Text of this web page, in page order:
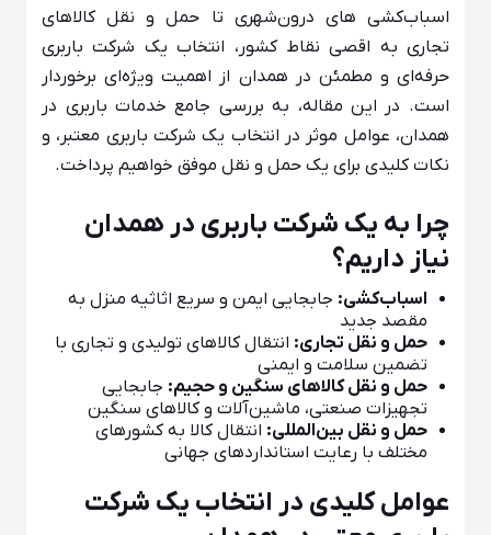
اسباب‌کشی‌ های درون‌شهری تا حمل و نقل کالاهای
تجاری به اقصی نقاط کشور، انتخاب یک شرکت باربری
حرفه‌ای و مطمئن در همدان از اهمیت ویژه‌ای برخوردار
است. در این مقاله، به بررسی جامع خدمات باربری در
همدان، عوامل موثر در انتخاب یک شرکت باربری معتبر، و
نکات کلیدی برای یک حمل و نقل موفق خواهیم پرداخت.
چرا به یک شرکت باربری در همدان
نیاز داریم؟
اسباب‌کشی: جابجایی ایمن و سریع اثاثیه منزل به
مقصد جدید
حمل و نقل تجاری: انتقال کالاهای تولیدی و تجاری با
تضمین سلامت و ایمنی
حمل و نقل کالاهای سنگین و حجیم: جابجایی
تجهیزات صنعتی، ماشین‌آلات و کالاهای سنگین
حمل و نقل بین‌المللی: انتقال کالا به کشورهای
مختلف با رعایت استانداردهای جهانی
عوامل کلیدی در انتخاب یک شرکت